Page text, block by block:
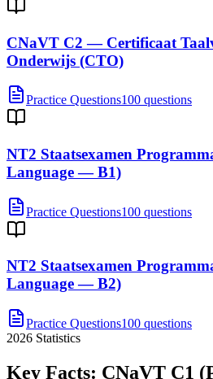
CNaVT C2 — Certificaat
Onderwijs (CTO)
Practice Questions100 questions
NT2 Staatsexamen
Language — B1)
Practice Questions100 questions
NT2 Staatsexamen
Language — B2)
Practice Questions100 questions
2026 Statistics
Key Facts: CNaVT C1